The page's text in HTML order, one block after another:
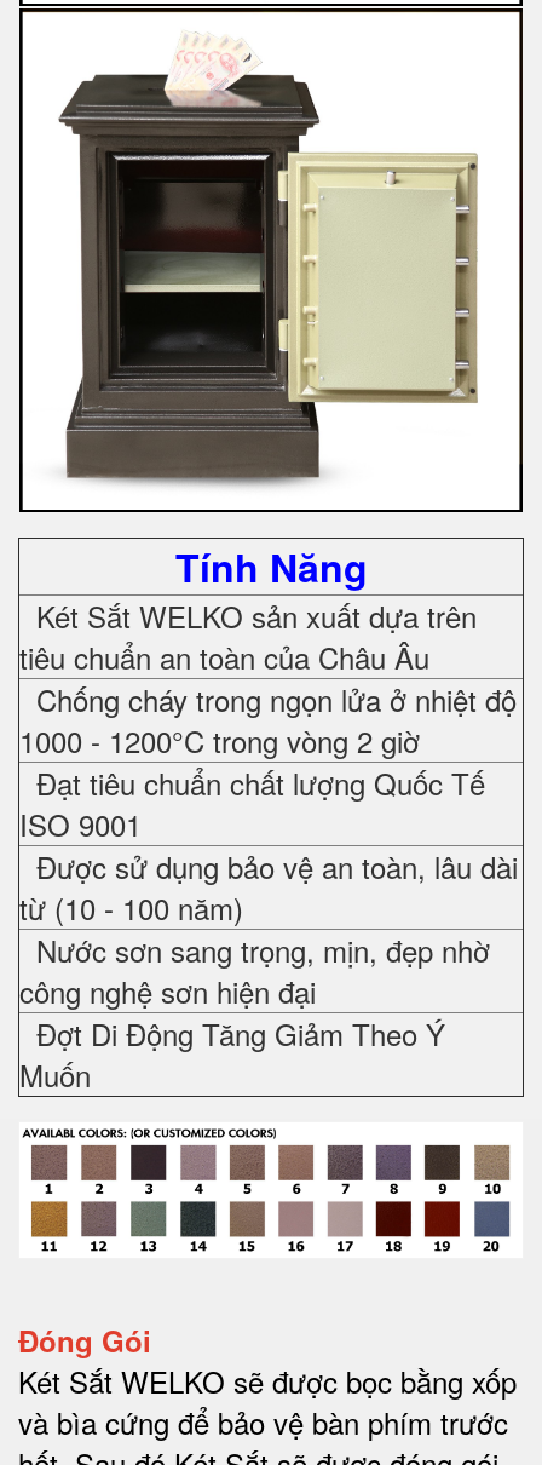
Tính Năng
Két Sắt WELKO sản xuất dựa trên
tiêu chuẩn an toàn của Châu Âu
Chống cháy trong ngọn lửa ở nhiệt độ
1000 - 1200°C trong vòng 2 giờ
Đạt tiêu chuẩn chất lượng Quốc Tế
ISO 9001
Được sử dụng bảo vệ an toàn, lâu dài
từ (10 - 100 năm)
Nước sơn sang trọng, mịn, đẹp nhờ
công nghệ sơn hiện đại
Đợt Di Động Tăng Giảm Theo Ý
Muốn
Đóng Gói
Két Sắt WELKO sẽ được bọc bằng xốp
và bìa cứng để bảo vệ bàn phím trước